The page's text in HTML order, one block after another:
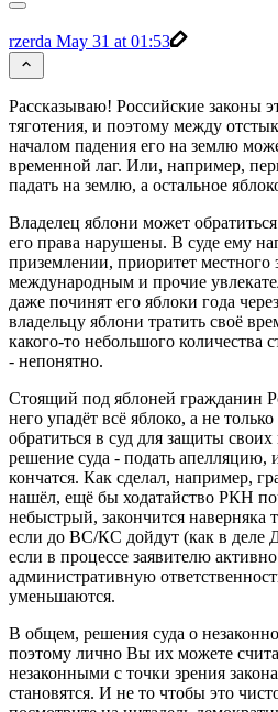
rzerda May 31 at 01:53
Рассказываю! Российские законы
тяготения, и поэтому между
началом падения его на землю
временной лаг. Или, например,
падать на землю, а остальное
Владелец яблони может
его права нарушены. В суде ему
приземлении, приоритет местного
международным и прочие
даже починят его яблоки года
владельцу яблони тратить своё
какого-то небольшого количества
- непонятно.
Стоящий под яблоней гражданин
него упадёт всё яблоко, а не
обратиться в суд для защиты
решение суда - подать апелляцию,
кончатся. Как сделал, например,
нашёл, ещё бы ходатайство РКН
небыстрый, закончится наверняка
если до ВС/КС дойдут (как в деле
если в процессе заявителю
административную
уменьшаются.
В общем, решения суда о
поэтому лично Вы их можете
незаконными с точки зрения
становятся. И не то чтобы это